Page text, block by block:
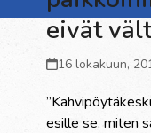
eivät
16 lokakuun,
esille se, miten